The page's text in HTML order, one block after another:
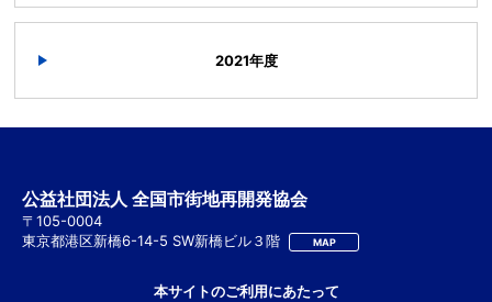
2021年度
本サイトのご利用にあたって
公益社団法人 全国市街地再開発協会
〒105-0004
東京都港区新橋6-14-5 SW新橋ビル３階
MAP